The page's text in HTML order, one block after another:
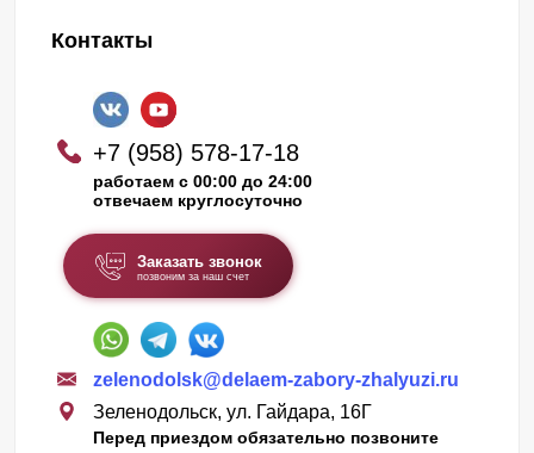
Контакты
+7 (958) 578-17-18
работаем с 00:00 до 24:00
отвечаем круглосуточно
Заказать звонок
позвоним за наш счет
zelenodolsk@delaem-zabory-zhalyuzi.ru
Зеленодольск, ул. Гайдара, 16Г
Перед приездом обязательно позвоните